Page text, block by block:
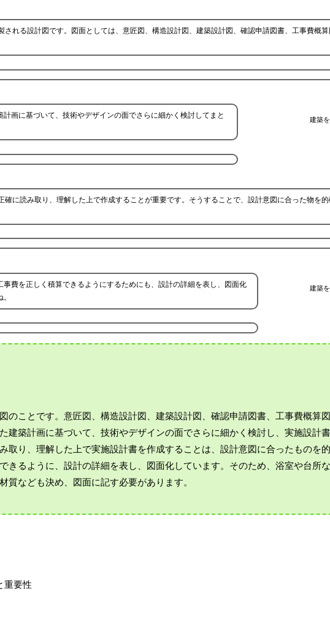
れる設計図です。図面としては、意匠図、構造設計図、建築設計図、確認申請図書、工事費概
建築
画に基づいて、技術やデザインの面でさらに細かく検討してまと
に読み取り、理解した上で作成することが重要です。そうすることで、設計意図に合った物を
建築
事費を正しく積算できるようにするためにも、設計の詳細を表し、図面化
のことです。意匠図、構造設計図、建築設計図、確認申請図書、工事費概算
建築計画に基づいて、技術やデザインの面でさらに細かく検討し、実施設計
取り、理解した上で実施設計書を作成することは、設計意図に合ったものを
きるように、設計の詳細を表し、図面化しています。そのため、浴室や台所
質なども決め、図面に記す必要があります。